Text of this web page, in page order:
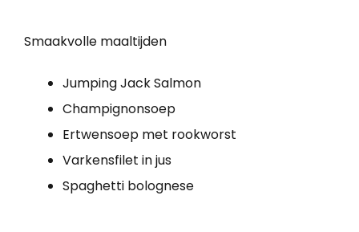
Smaakvolle maaltijden
Jumping Jack Salmon
Champignonsoep
Ertwensoep met rookworst
Varkensfilet in jus
Spaghetti bolognese